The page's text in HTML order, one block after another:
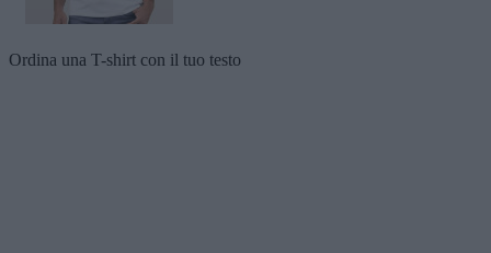
Ordina una T-shirt con il tuo testo